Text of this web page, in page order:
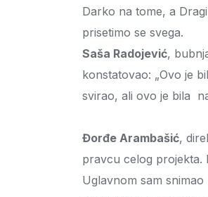
Darko na tome, a
prisetimo se svega.
Saša Radojević,
konstatovao: „Ovo je
svirao, ali ovo je bila
Đorđe Arambašić,
pravcu celog projekta.
Uglavnom sam